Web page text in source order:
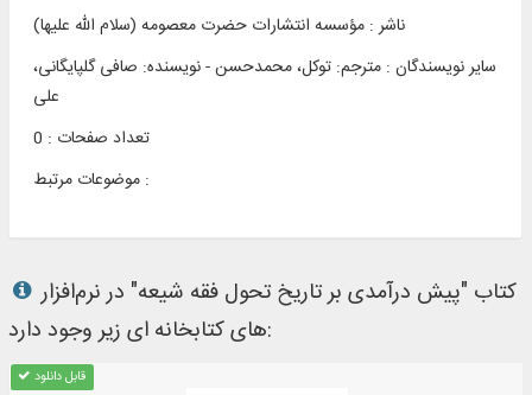
ناشر : مؤسسه انتشارات حضرت معصومه (سلام الله عليها)
سایر نویسندگان : مترجم: ت‍وک‍ل‌، م‍ح‍م‍دح‍س‍ن‌ - نویسنده: صافی گلپایگانی،
علی
تعداد صفحات : 0
موضوعات مرتبط :
کتاب "پیش درآمدی بر تاریخ تحول فقه شیعه" در نرم‌افزار
های کتابخانه ای زیر وجود دارد:
قابل دانلود